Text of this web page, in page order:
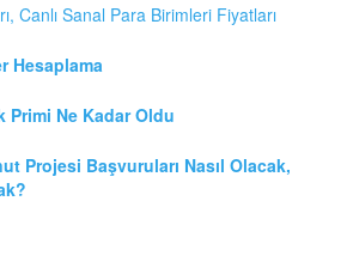
Canlı Sanal Para Birimleri Fiyatları
Hesaplama
Primi Ne Kadar Oldu
Projesi Başvuruları Nasıl Olacak,